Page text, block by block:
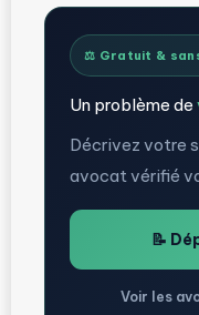
⚖️ Gratuit &
Un problème de
Décrivez votre
avocat vérifié
📝
Voir les